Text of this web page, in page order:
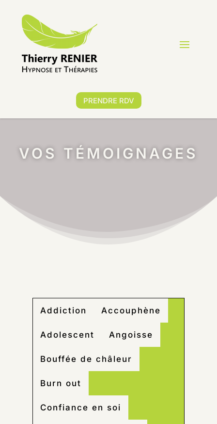
PRENDRE RDV
VOS TÉMOIGNAGES
Addiction Accouphène
Adolescent Angoisse
Bouffée de châleur
Burn out
Confiance en soi